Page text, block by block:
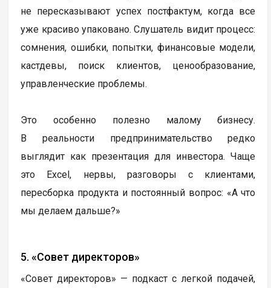
не пересказывают успех постфактум, когда все
уже красиво упаковано. Слушатель видит процесс:
сомнения, ошибки, попытки, финансовые модели,
кастдевы, поиск клиентов, ценообразование,
управленческие проблемы.
Это особенно полезно малому бизнесу.
В реальности предпринимательство редко
выглядит как презентация для инвестора. Чаще
это Excel, нервы, разговоры с клиентами,
пересборка продукта и постоянный вопрос: «А что
мы делаем дальше?»
5. «Совет директоров»
«Совет директоров» — подкаст с легкой подачей,